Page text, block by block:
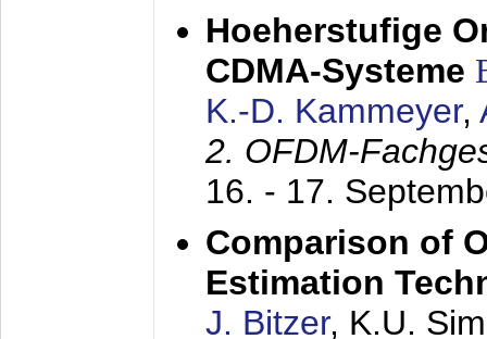
Hoeherstufige
CDMA-Systeme
K.-D. Kammeyer,
2. OFDM-
16. - 17.
Comparison of
Estimation
J. Bitzer, K.U.